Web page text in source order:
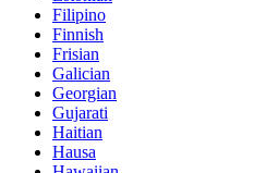
Filipino
Finnish
Frisian
Galician
Georgian
Gujarati
Haitian
Hausa